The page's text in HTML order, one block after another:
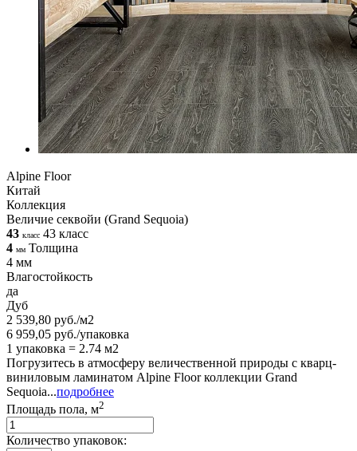
Alpine Floor
Китай
Коллекция
Величие секвойи (Grand Sequoia)
43 класс 43 класс
4 мм Толщина
4 мм
Влагостойкость
да
Дуб
2 539,80 руб./м2
6 959,05 руб./упаковка
1 упаковка = 2.74 м2
Погрузитесь в атмосферу величественной природы с кварц-
виниловым ламинатом Alpine Floor коллекции Grand
Sequoia...подробнее
Площадь пола, м2
Количество упаковок: